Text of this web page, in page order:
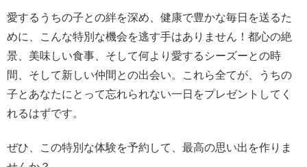
愛するうちの子との絆を深め、健康で豊かな毎日を送るた
めに、こんな特別な機会を逃す手はありません！都心の絶
景、美味しい食事、そして何より愛するシーズーとの時
間、そして新しい仲間との出会い。これら全てが、うちの
子とあなたにとって忘れられない一日をプレゼントしてく
れるはずです。
ぜひ、この特別な体験を予約して、最高の思い出を作りま